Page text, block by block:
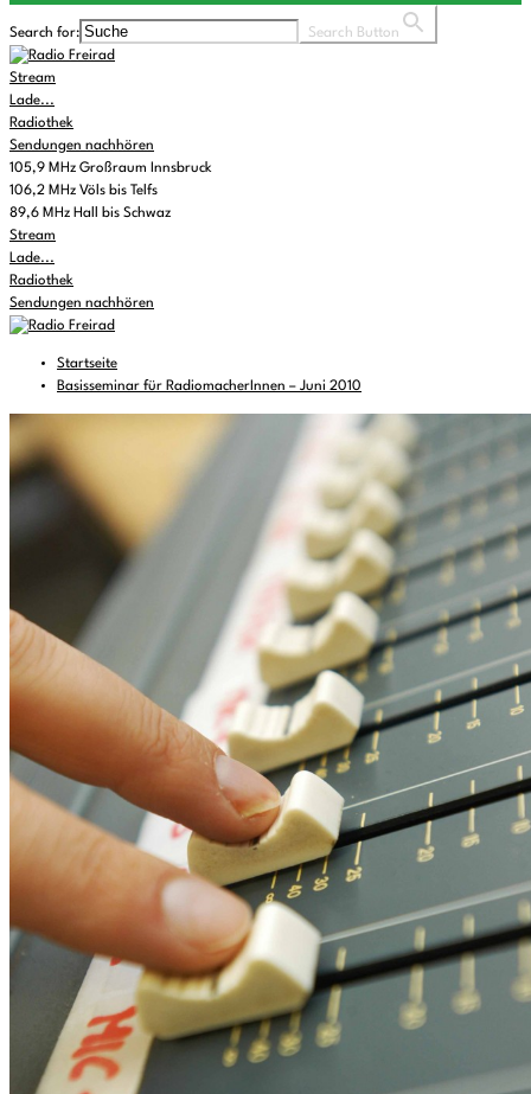
Search for: Search Button
Stream
Lade...
Radiothek
Sendungen nachhören
105,9 MHz Großraum Innsbruck
106,2 MHz Völs bis Telfs
89,6 MHz Hall bis Schwaz
Stream
Lade...
Radiothek
Sendungen nachhören
Startseite
Basisseminar für RadiomacherInnen – Juni 2010